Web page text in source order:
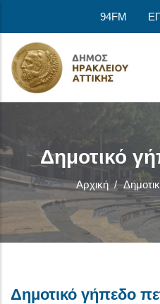
94FM
Δημοτικό
Αρχική /
Δημοτικό γήπεδο